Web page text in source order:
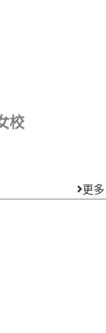
校
更多